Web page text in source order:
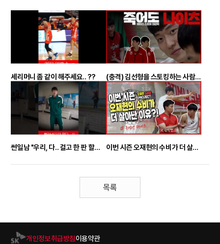
세리머니 좀 같이 해주세요.. ?? (충격) 김선형을 스토킹하는 사람을 찾았습니다 ㄷㄷ / 죽어도 나이츠 #1
썬일남 "우리, 다.. 걸고 한 판 할까?!" 이번 시즌 오재현의 수비가 더 살아난 이유? / 오재현 수비왕 PROJECT
목록
개인정보취급방침이용약관